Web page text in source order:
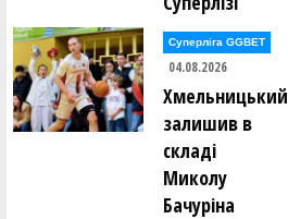
Суперліга GGBET
04.08.2026
Хмельницький
залишив в
складі
Миколу
Бачуріна